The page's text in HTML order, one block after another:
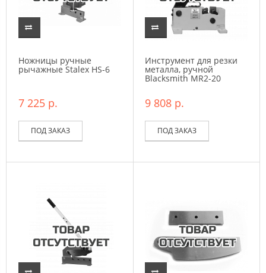
Ножницы ручные
рычажные Stalex HS-6
7 225 р.
ПОД ЗАКАЗ
Инструмент для резки
металла, ручной
Blacksmith MR2-20
9 808 р.
ПОД ЗАКАЗ